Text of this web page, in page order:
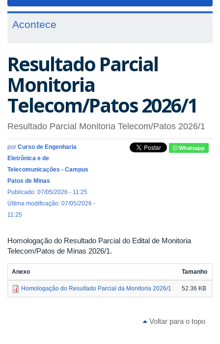
Acontece
Resultado Parcial
Monitoria
Telecom/Patos 2026/1
Resultado Parcial Monitoria Telecom/Patos 2026/1
por Curso de Engenharia
Eletrônica e de
Telecomunicações - Campus
Patos de Minas
Publicado: 07/05/2026 - 11:25
Última modificação: 07/05/2026 -
11:25
Whatsapp
Homologação do Resultado Parcial do Edital de Monitoria
Telecom/Patos de Minas 2026/1.
Anexo Tamanho
Homologação do Resultado Parcial da Monitoria 2026/1 52.36 KB
Voltar para o topo